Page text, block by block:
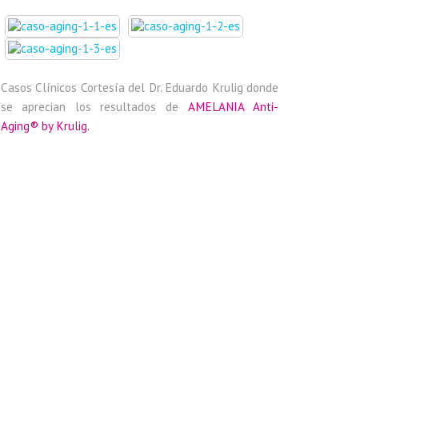
Casos Clínicos Cortesía del Dr. Eduardo Krulig donde
se aprecian los resultados de
AMELANIA Anti-
Aging® by Krulig.